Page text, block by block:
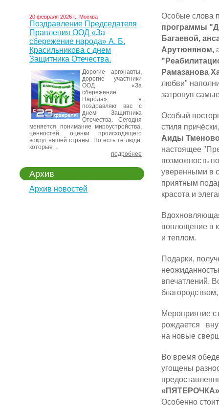
20 февраля 2026 г., Москва
Поздравление Председателя
Правления ООД «За
сбережение народа» А. Б.
Красильникова с днем
Защитника Отечества.
Дорогие аргонавты,
дорогие участники
ООД «За
сбережение
Народа», я
поздравляю вас с
днем Защитника
Отечества. Сегодня
меняется понимание мироустройства,
ценностей, оценки происходящего
вокруг нашей страны. Но есть те люди,
которые ...
подробнее
Архив
Архив новостей
Особые слова
программы
Багаевой,
Арутюняном,
Рамазанова
любви"
затронув
Особый
стиля
Аиды
настоящее
возможность
уверенными в
приятным
красота и
воплощение в
и теплом.
Подарки,
впечатлений.
Мероприятие
рождается
на новые
Во время
угощены
Особенно